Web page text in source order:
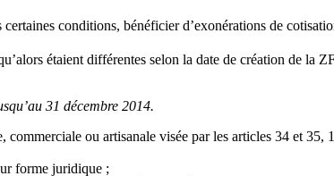
conditions, bénéficier d’exonérations de
étaient différentes selon la date de création de la
31 décembre 2014.
ou artisanale visée par les articles 34 et
forme juridique ;